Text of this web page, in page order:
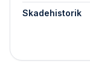
Skadehistorik